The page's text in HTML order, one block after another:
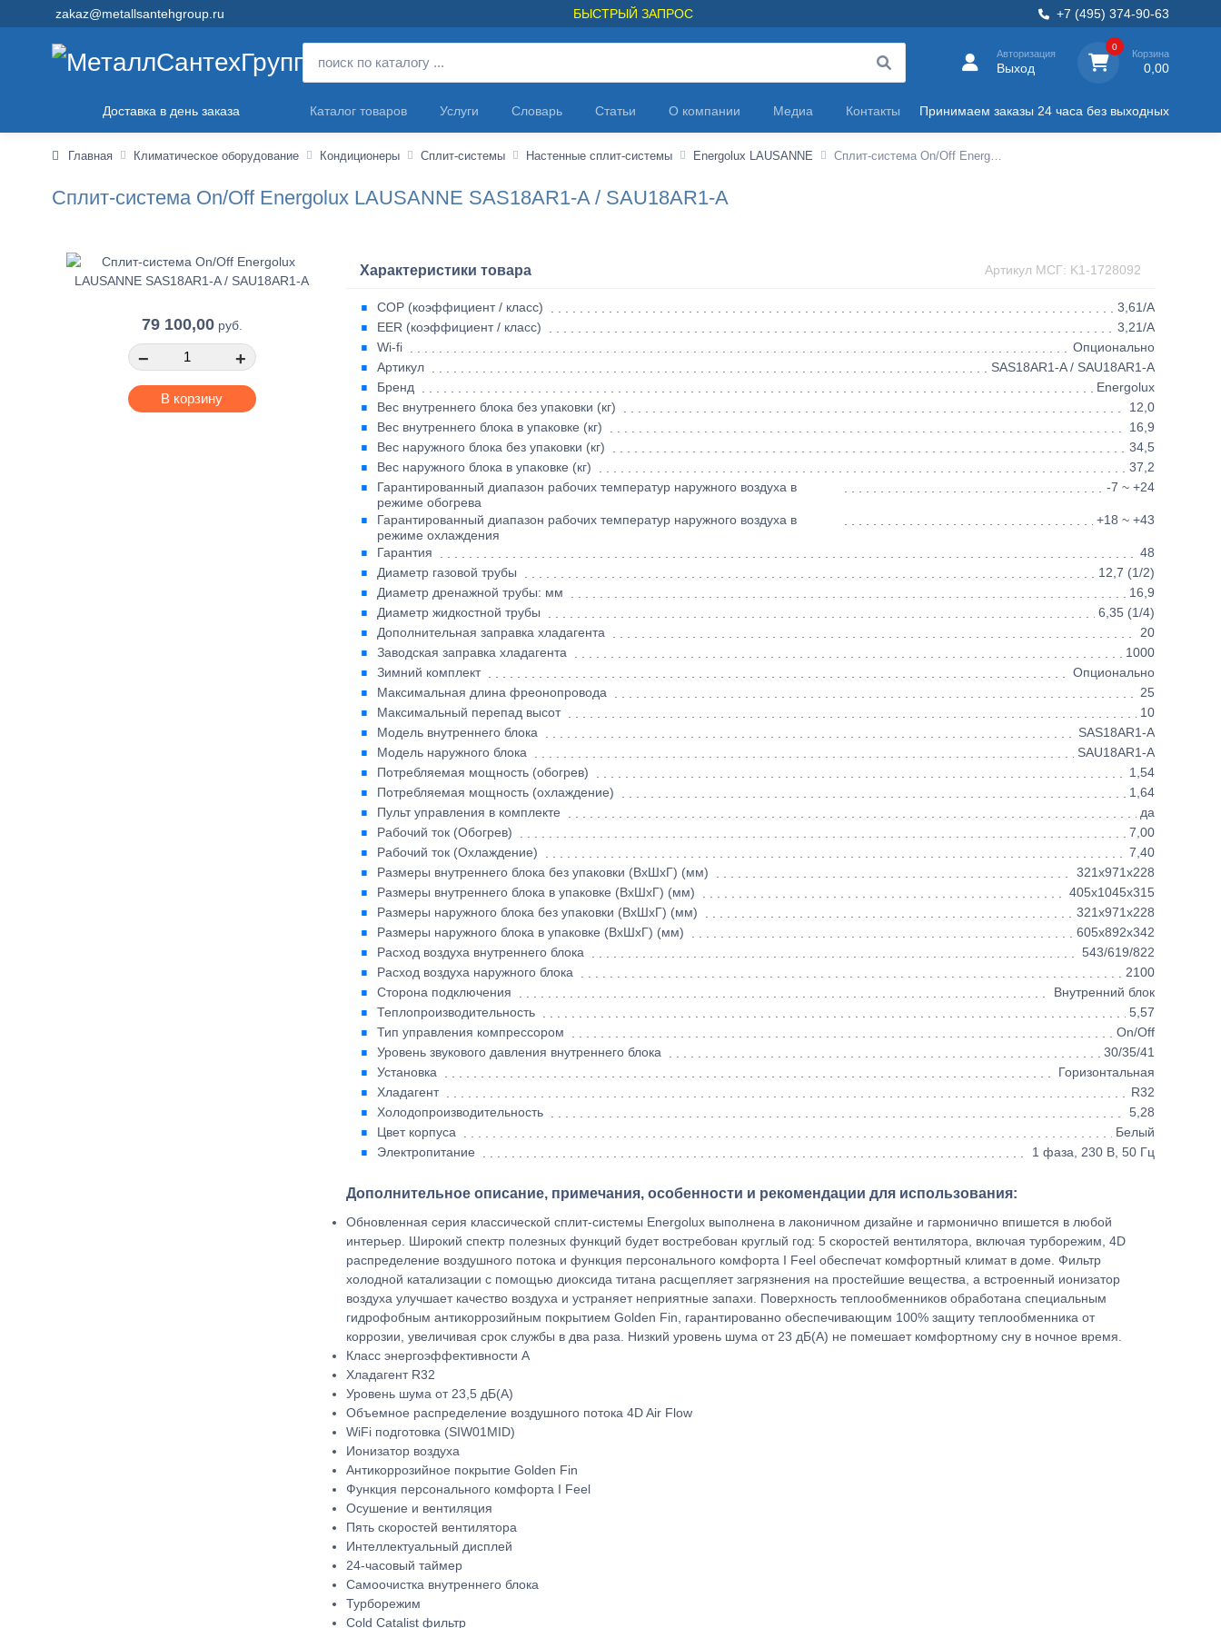
zakaz@metallsantehgroup.ru БЫСТРЫЙ ЗАПРОС +7 (495) 374-90-63
Авторизация
Выход
0
Корзина
0,00
Доставка в день заказа Каталог товаров Услуги Словарь Статьи О компании Медиа Контакты Принимаем заказы 24 часа без выходных
Главная Климатическое оборудование Кондиционеры Сплит-системы Настенные сплит-системы Energolux LAUSANNE Сплит-система On/Off Energolux LAUSANNE SAS18AR1-A / SAU18AR1-A
Сплит-система On/Off Energolux LAUSANNE SAS18AR1-A / SAU18AR1-A
79 100,00руб.
− +
В корзину
Характеристики товара Артикул МСГ: K1-1728092
COP (коэффициент / класс)
3,61/A
EER (коэффициент / класс)
3,21/A
Wi-fi
Опционально
Артикул
SAS18AR1-A / SAU18AR1-A
Бренд
Energolux
Вес внутреннего блока без упаковки (кг)
12,0
Вес внутреннего блока в упаковке (кг)
16,9
Вес наружного блока без упаковки (кг)
34,5
Вес наружного блока в упаковке (кг)
37,2
Гарантированный диапазон рабочих температур наружного воздуха в
режиме обогрева
-7 ~ +24
Гарантированный диапазон рабочих температур наружного воздуха в
режиме охлаждения
+18 ~ +43
Гарантия
48
Диаметр газовой трубы
12,7 (1/2)
Диаметр дренажной трубы: мм
16,9
Диаметр жидкостной трубы
6,35 (1/4)
Дополнительная заправка хладагента
20
Заводская заправка хладагента
1000
Зимний комплект
Опционально
Максимальная длина фреонопровода
25
Максимальный перепад высот
10
Модель внутреннего блока
SAS18AR1-A
Модель наружного блока
SAU18AR1-A
Потребляемая мощность (обогрев)
1,54
Потребляемая мощность (охлаждение)
1,64
Пульт управления в комплекте
да
Рабочий ток (Обогрев)
7,00
Рабочий ток (Охлаждение)
7,40
Размеры внутреннего блока без упаковки (ВхШхГ) (мм)
321х971х228
Размеры внутреннего блока в упаковке (ВхШхГ) (мм)
405х1045х315
Размеры наружного блока без упаковки (ВхШхГ) (мм)
321х971х228
Размеры наружного блока в упаковке (ВхШхГ) (мм)
605х892х342
Расход воздуха внутреннего блока
543/619/822
Расход воздуха наружного блока
2100
Сторона подключения
Внутренний блок
Теплопроизводительность
5,57
Тип управления компрессором
On/Off
Уровень звукового давления внутреннего блока
30/35/41
Установка
Горизонтальная
Хладагент
R32
Холодопроизводительность
5,28
Цвет корпуса
Белый
Электропитание
1 фаза, 230 В, 50 Гц
Дополнительное описание, примечания, особенности и рекомендации для использования:
Обновленная серия классической сплит-системы Energolux выполнена в лаконичном дизайне и гармонично впишется в любой
интерьер. Широкий спектр полезных функций будет востребован круглый год: 5 скоростей вентилятора, включая турборежим, 4D
распределение воздушного потока и функция персонального комфорта I Feel обеспечат комфортный климат в доме. Фильтр
холодной катализации с помощью диоксида титана расщепляет загрязнения на простейшие вещества, а встроенный ионизатор
воздуха улучшает качество воздуха и устраняет неприятные запахи. Поверхность теплообменников обработана специальным
гидрофобным антикоррозийным покрытием Golden Fin, гарантированно обеспечивающим 100% защиту теплообменника от
коррозии, увеличивая срок службы в два раза. Низкий уровень шума от 23 дБ(А) не помешает комфортному сну в ночное время.
Класс энергоэффективности A
Хладагент R32
Уровень шума от 23,5 дБ(А)
Объемное распределение воздушного потока 4D Air Flow
WiFi подготовка (SIW01MID)
Ионизатор воздуха
Антикоррозийное покрытие Golden Fin
Функция персонального комфорта I Feel
Осушение и вентиляция
Пять скоростей вентилятора
Интеллектуальный дисплей
24-часовый таймер
Самоочистка внутреннего блока
Турборежим
Cold Catalist фильтр